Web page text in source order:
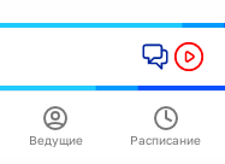
Ведущие Расписание